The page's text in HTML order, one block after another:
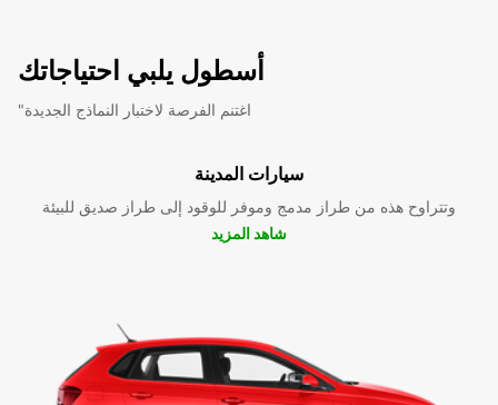
أسطول يلبي احتياجاتك
"اغتنم الفرصة لاختبار النماذج الجديدة
سيارات المدينة
وتتراوح هذه من طراز مدمج وموفر للوقود إلى طراز صديق للبيئة
شاهد المزيد